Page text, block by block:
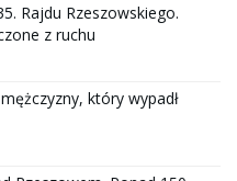
Rajdu Rzeszowskiego.
z ruchu
który wypadł